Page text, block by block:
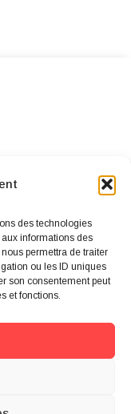
des technologies
informations des
permettra de traiter
ou les ID uniques
son consentement peut
et fonctions.